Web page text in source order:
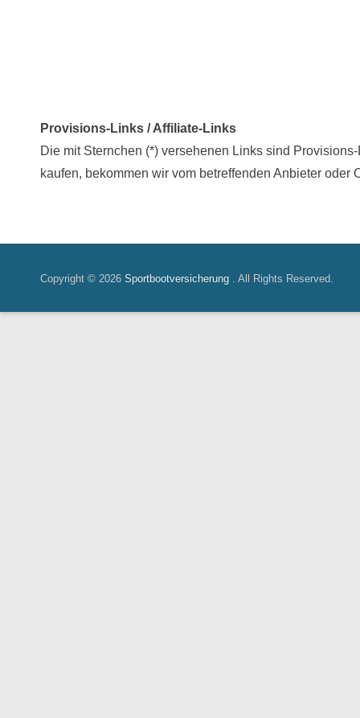
Provisions-Links / Affiliate-Links
Die mit Sternchen (*) versehenen Links sind
kaufen, bekommen wir vom betreffenden Anbieter
Copyright © 2026 Sportbootversicherung . All Rights Reserved.